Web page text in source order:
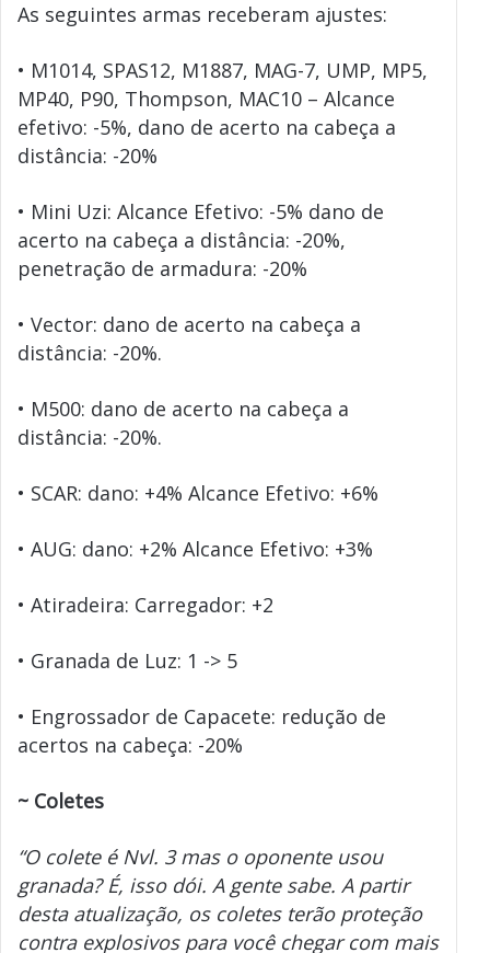
As seguintes armas receberam ajustes:
• M1014, SPAS12, M1887, MAG-7, UMP, MP5,
MP40, P90, Thompson, MAC10 – Alcance
efetivo: -5%, dano de acerto na cabeça a
distância: -20%
• Mini Uzi: Alcance Efetivo: -5% dano de
acerto na cabeça a distância: -20%,
penetração de armadura: -20%
• Vector: dano de acerto na cabeça a
distância: -20%.
• M500: dano de acerto na cabeça a
distância: -20%.
• SCAR: dano: +4% Alcance Efetivo: +6%
• AUG: dano: +2% Alcance Efetivo: +3%
• Atiradeira: Carregador: +2
• Granada de Luz: 1 -> 5
• Engrossador de Capacete: redução de
acertos na cabeça: -20%
~ Coletes
“O colete é Nvl. 3 mas o oponente usou
granada? É, isso dói. A gente sabe. A partir
desta atualização, os coletes terão proteção
contra explosivos para você chegar com mais